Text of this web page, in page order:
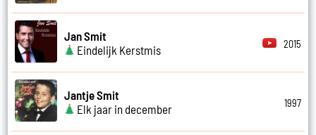
Jan Smit
Eindelijk Kerstmis
2015
Jantje Smit
Elk jaar in december
1997